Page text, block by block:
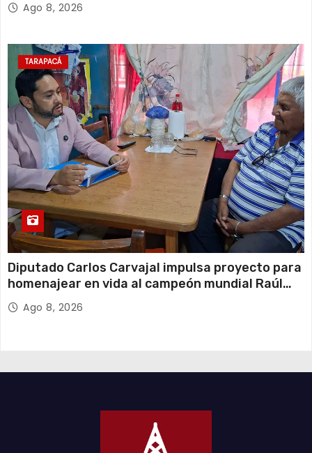
Ago 8, 2026
TARAPACÁ
Diputado Carlos Carvajal impulsa proyecto para
homenajear en vida al campeón mundial Raúl
Choque
Ago 8, 2026